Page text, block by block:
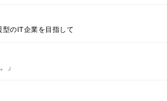
型のIT企業を目指して
」